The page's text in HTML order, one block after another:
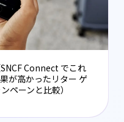
Connect でこれ
が高かったリター ゲ
ペーンと比較）